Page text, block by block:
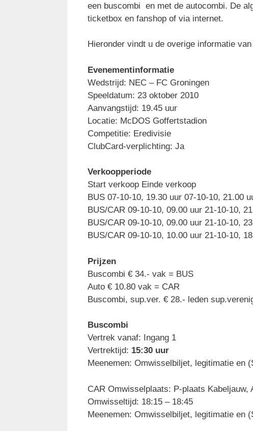
een buscombi en met de autocombi. De
ticketbox en fanshop of via internet.
Hieronder vindt u de overige informatie
Evenementinformatie
Wedstrijd: NEC – FC Groningen
Speeldatum: 23 oktober 2010
Aanvangstijd: 19.45 uur
Locatie: McDOS Goffertstadion
Competitie: Eredivisie
ClubCard-verplichting: Ja
Verkoopperiode
Start verkoop Einde verkoop
BUS 07-10-10, 19.30 uur 07-10-10, 21.00
BUS/CAR 09-10-10, 09.00 uur 21-10-10,
BUS/CAR 09-10-10, 09.00 uur 21-10-10,
BUS/CAR 09-10-10, 10.00 uur 21-10-10,
Prijzen
Buscombi € 34.- vak = BUS
Auto € 10.80 vak = CAR
Buscombi, sup.ver. € 28.- leden
Buscombi
Vertrek vanaf: Ingang 1
Vertrektijd: 15:30 uur
Meenemen: Omwisselbiljet, legitimatie en
CAR Omwisselplaats: P-plaats Kabeljauw,
Omwisseltijd: 18:15 – 18:45
Meenemen: Omwisselbiljet, legitimatie en